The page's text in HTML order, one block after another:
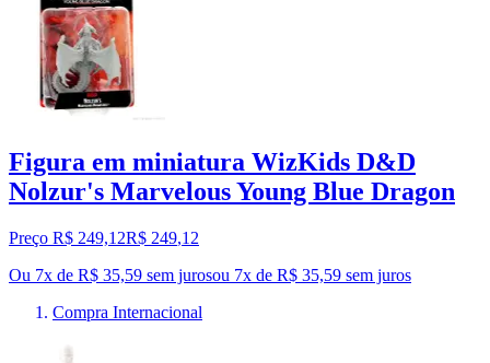
Figura em miniatura WizKids D&D
Nolzur's Marvelous Young Blue Dragon
Preço R$ 249,12R$ 249,12
Ou 7x de R$ 35,59 sem jurosou 7x de R$ 35,59 sem juros
Compra Internacional